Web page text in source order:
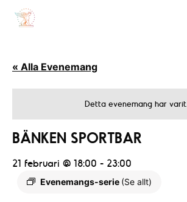
« Alla Evenemang
Detta evenemang har varit.
BÄNKEN SPORTBAR
21 februari @ 18:00 - 23:00
Evenemangs-serie (Se allt)